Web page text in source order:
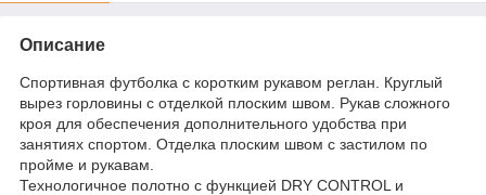
Описание
Спортивная футболка с коротким рукавом реглан. Круглый
вырез горловины с отделкой плоским швом. Рукав сложного
кроя для обеспечения дополнительного удобства при
занятиях спортом. Отделка плоским швом с застилом по
пройме и рукавам.
Технологичное полотно с функцией DRY CONTROL и